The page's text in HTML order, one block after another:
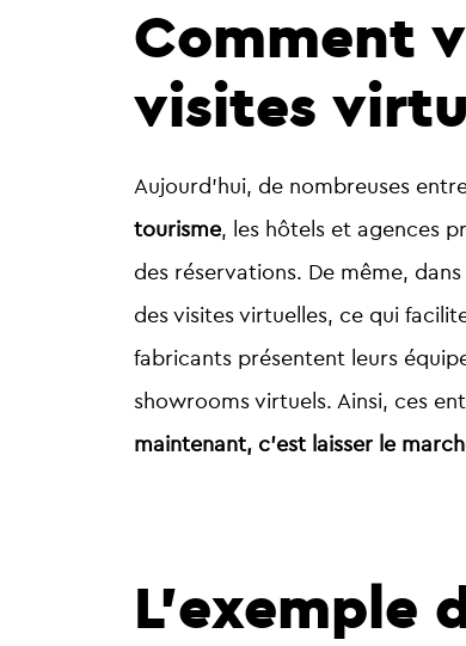
Comment
visites
Aujourd’hui, de nombreuses
tourisme, les hôtels et agences
des réservations. De même, dans
des visites virtuelles, ce qui
fabricants présentent leurs
showrooms virtuels. Ainsi, ces
maintenant, c’est laisser le
L’exemple